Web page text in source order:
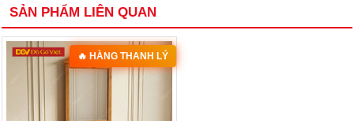
SẢN PHẨM LIÊN QUAN
🔥 HÀNG THANH LÝ